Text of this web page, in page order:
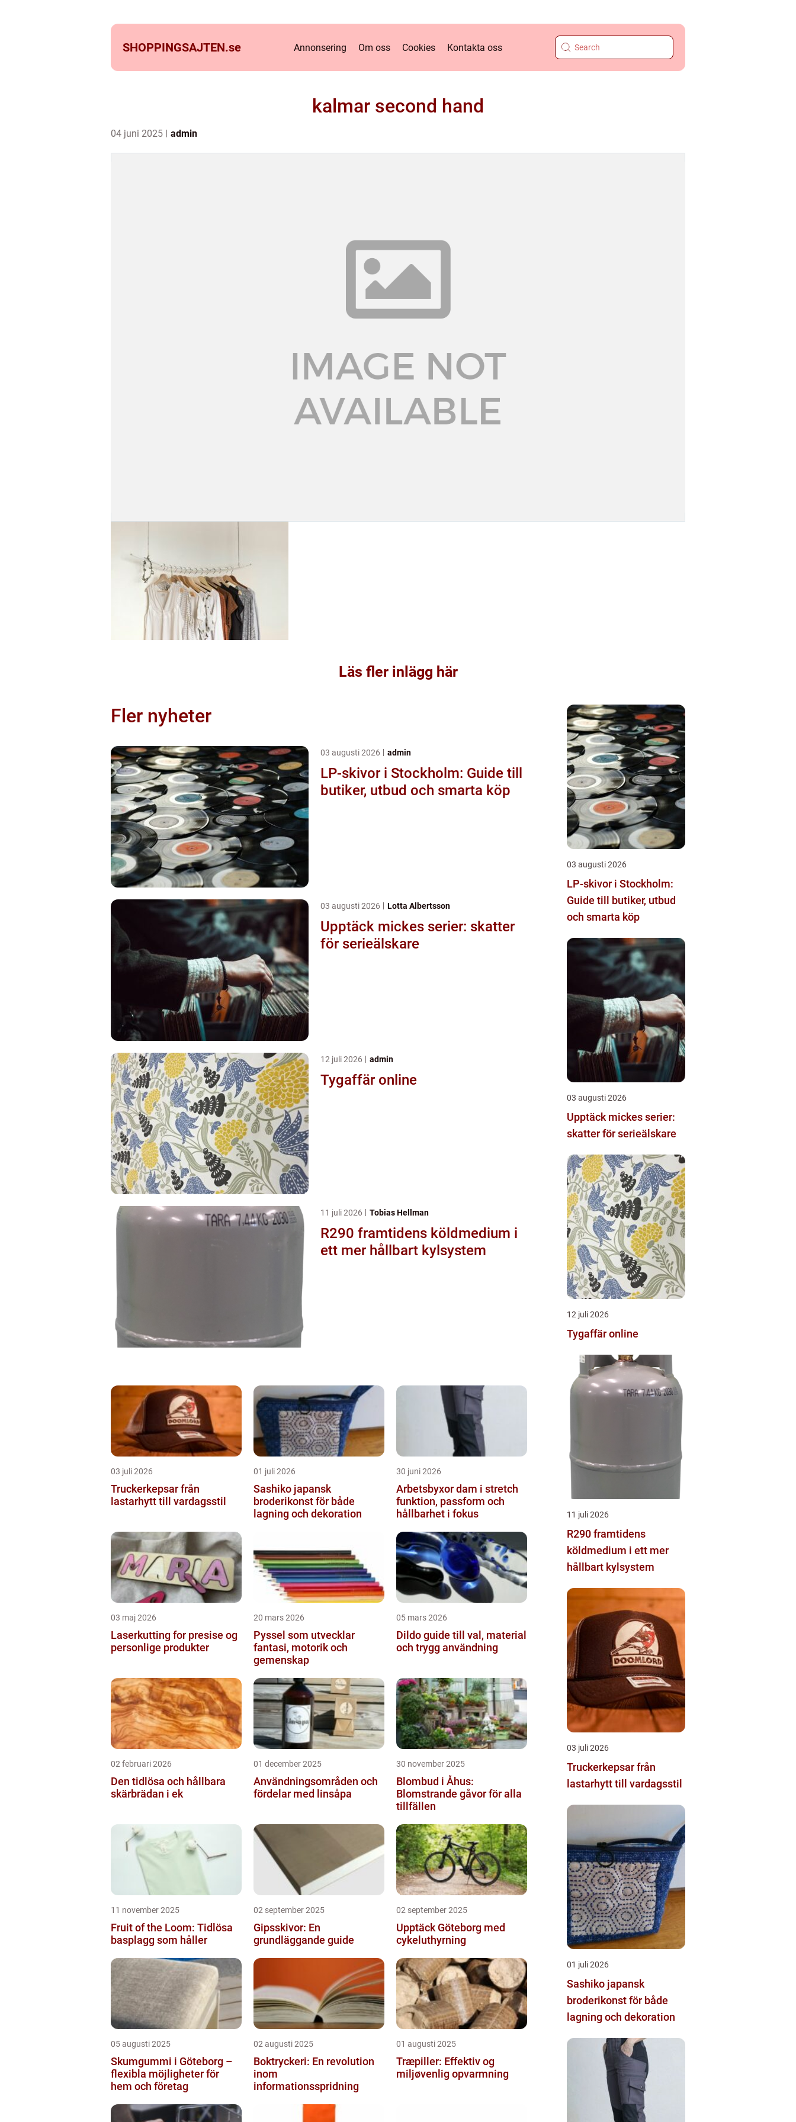
SHOPPINGSAJTEN.se Annonsering Om oss Cookies Kontakta oss
kalmar second hand
04 juni 2025 admin
Läs fler inlägg här
Fler nyheter
03 augusti 2026 admin
LP-skivor i Stockholm: Guide till
butiker, utbud och smarta köp
03 augusti 2026 Lotta Albertsson
Upptäck mickes serier: skatter
för serieälskare
12 juli 2026 admin
Tygaffär online
11 juli 2026 Tobias Hellman
R290 framtidens köldmedium i
ett mer hållbart kylsystem
03 juli 2026
Truckerkepsar från
lastarhytt till vardagsstil
01 juli 2026
Sashiko japansk
broderikonst för både
lagning och dekoration
30 juni 2026
Arbetsbyxor dam i stretch
funktion, passform och
hållbarhet i fokus
03 maj 2026
Laserkutting for presise og
personlige produkter
20 mars 2026
Pyssel som utvecklar
fantasi, motorik och
gemenskap
05 mars 2026
Dildo guide till val, material
och trygg användning
02 februari 2026
Den tidlösa och hållbara
skärbrädan i ek
01 december 2025
Användningsområden och
fördelar med linsåpa
30 november 2025
Blombud i Åhus:
Blomstrande gåvor för alla
tillfällen
11 november 2025
Fruit of the Loom: Tidlösa
basplagg som håller
02 september 2025
Gipsskivor: En
grundläggande guide
02 september 2025
Upptäck Göteborg med
cykeluthyrning
05 augusti 2025
Skumgummi i Göteborg –
flexibla möjligheter för
hem och företag
02 augusti 2025
Boktryckeri: En revolution
inom
informationsspridning
01 augusti 2025
Træpiller: Effektiv og
miljøvenlig opvarmning
03 augusti 2026
LP-skivor i Stockholm:
Guide till butiker, utbud
och smarta köp
03 augusti 2026
Upptäck mickes serier:
skatter för serieälskare
12 juli 2026
Tygaffär online
11 juli 2026
R290 framtidens
köldmedium i ett mer
hållbart kylsystem
03 juli 2026
Truckerkepsar från
lastarhytt till vardagsstil
01 juli 2026
Sashiko japansk
broderikonst för både
lagning och dekoration